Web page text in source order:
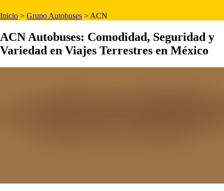
Inicio > Grupo Autobuses > ACN
ACN Autobuses: Comodidad, Seguridad y
Variedad en Viajes Terrestres en México